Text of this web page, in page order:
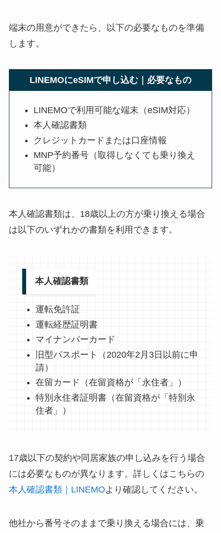
端末の用意ができたら、以下の必要なものを準備
します。
LINEMOにeSIMで申し込む｜必要なもの
LINEMOで利用可能な端末（eSIM対応）
本人確認書類
クレジットカードまたは口座情報
MNP予約番号（取得しなくても乗り換え
可能）
本人確認書類は、18歳以上の方が乗り換える場合
は以下のいずれかの書類を利用できます。
本人確認書類
運転免許証
運転経歴証明書
マイナンバーカード
旧型パスポート（2020年2月3日以前に申
請）
在留カード（在留資格が「永住者」）
特別永住者証明書（在留資格が「特別永
住者」）
17歳以下の契約や同居家族の申し込みを行う場合
には必要なものが異なります。詳しくはこちらの
本人確認書類｜LINEMOより確認してください。
他社から番号そのままで乗り換える場合には、乗